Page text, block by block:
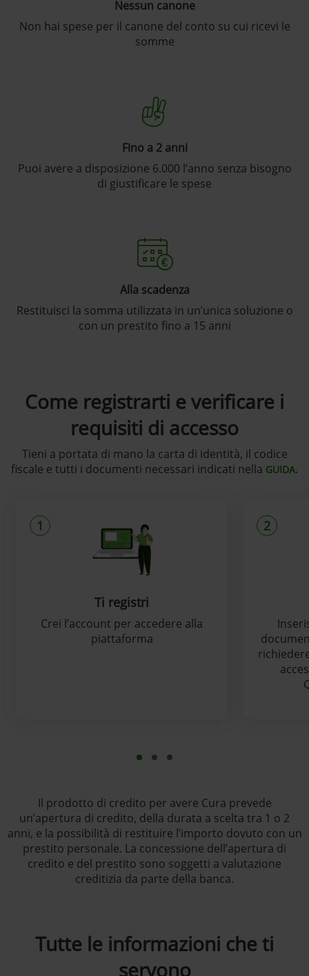
Nessun canone
Non hai spese per il canone del conto su cui ricevi le
somme
Fino a 2 anni
Puoi avere a disposizione 6.000 l’anno senza bisogno
di giustificare le spese
Alla scadenza
Restituisci la somma utilizzata in un’unica soluzione o
con un prestito fino a 15 anni
Come registrarti e verificare i
requisiti di accesso
Tieni a portata di mano la carta di identità, il codice
fiscale e tutti i documenti necessari indicati nella GUIDA.
1
Ti registri
Crei l’account per accedere alla
piattaforma
2
Il prodotto di credito per avere Cura prevede
un’apertura di credito, della durata a scelta tra 1 o 2
anni, e la possibilità di restituire l’importo dovuto con un
prestito personale. La concessione dell’apertura di
credito e del prestito sono soggetti a valutazione
creditizia da parte della banca.
Tutte le informazioni che ti
servono